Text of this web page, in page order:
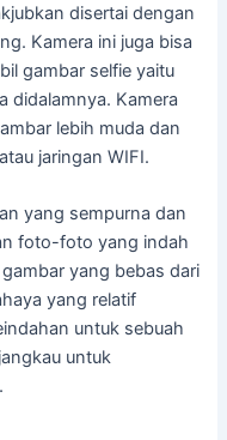
disertai dengan
Kamera ini juga bisa
gambar selfie yaitu
didalamnya. Kamera
lebih muda dan
jaringan WIFI.
yang sempurna dan
foto-foto yang indah
yang bebas dari
yang relatif
untuk sebuah
untuk